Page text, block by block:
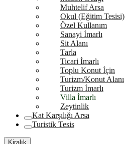
Muhtelif Arsa
Okul (Eğitim Tesisi)
Özel Kullanım
Sanayi İmarlı
Sit Alanı
Tarla
Ticari İmarlı
Toplu Konut İçin
Turizm/Konut Alanı
Turizm İmarlı
Villa İmarlı
Zeytinlik
Kat Karşılığı Arsa
Turistik Tesis
Kiralık